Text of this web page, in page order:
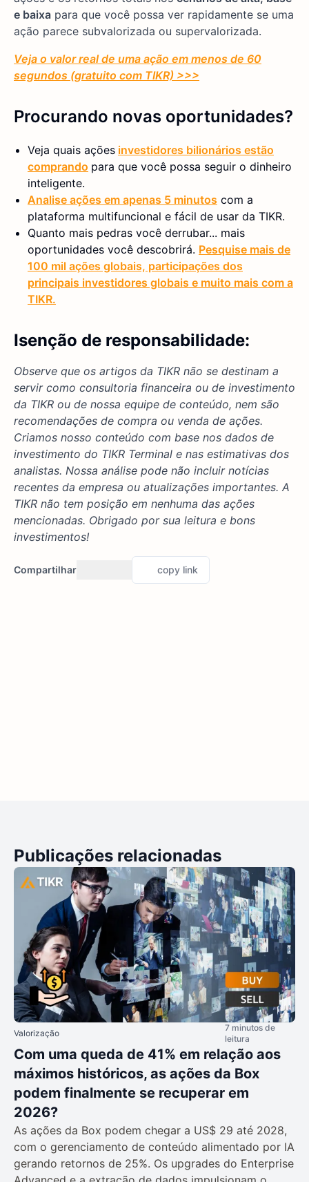
e baixa para que você possa ver rapidamente se uma
ação parece subvalorizada ou supervalorizada.
Veja o valor real de uma ação em menos de 60
segundos (gratuito com TIKR) >>>
Procurando novas oportunidades?
Veja quais ações investidores bilionários estão
comprando para que você possa seguir o dinheiro
inteligente.
Analise ações em apenas 5 minutos com a
plataforma multifuncional e fácil de usar da TIKR.
Quanto mais pedras você derrubar... mais
oportunidades você descobrirá. Pesquise mais de
100 mil ações globais, participações dos
principais investidores globais e muito mais com a
TIKR.
Isenção de responsabilidade:
Observe que os artigos da TIKR não se destinam a
servir como consultoria financeira ou de investimento
da TIKR ou de nossa equipe de conteúdo, nem são
recomendações de compra ou venda de ações.
Criamos nosso conteúdo com base nos dados de
investimento do TIKR Terminal e nas estimativas dos
analistas. Nossa análise pode não incluir notícias
recentes da empresa ou atualizações importantes. A
TIKR não tem posição em nenhuma das ações
mencionadas. Obrigado por sua leitura e bons
investimentos!
Compartilhar copy link
Publicações relacionadas
Valorização
7 minutos de
leitura
Com uma queda de 41% em relação aos
máximos históricos, as ações da Box
podem finalmente se recuperar em
2026?
As ações da Box podem chegar a US$ 29 até 2028,
com o gerenciamento de conteúdo alimentado por IA
gerando retornos de 25%. Os upgrades do Enterprise